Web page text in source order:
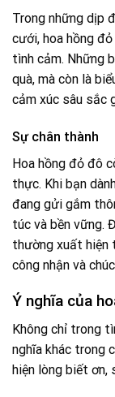
Trong những dịp
cưới, hoa hồng
tình cảm. Những
quà, mà còn là
cảm xúc sâu sắc
Sự chân thành
Hoa hồng đỏ đô
thực. Khi bạn
đang gửi gắm
túc và bền vững.
thường xuất hiện
công nhận và
Ý nghĩa của
Không chỉ trong
nghĩa khác trong
hiện lòng biết ơn,